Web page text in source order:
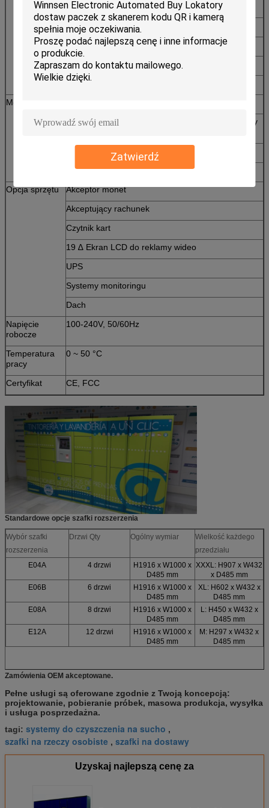
Zatwierdź
15 cali ekran dotykowy
Skaner kodów kreskowych
Czytnik kart IC
Klawisze ze stali nierdzewnej
Moduł SMS
Moduł szafki
Dostępny zarówno standardowy jak i dostosowany
Dostępne różne ilości drzwi
Moduł 3G/SMS
Opcja sprzętu
Akceptor monet
Akceptujący rachunek
Czytnik kart
19 ∆ Ekran LCD do reklamy wideo
UPS
Systemy monitoringu
Dach
Napięcie
robocze
100-240V, 50/60Hz
Temperatura
pracy
0 ~ 50 °C
Certyfikat CE, FCC
Standardowe opcje szafki rozszerzenia
Wybór szafki
rozszerzenia
Drzwi Qty Ogólny wymiar
Wielkość każdego
przedziału
E04A
4 drzwi
H1916 x W1000 x
D485 mm
XXXL: H907 x W432
x D485 mm
E06B
6 drzwi
H1916 x W1000 x
D485 mm
XL: H602 x W432 x
D485 mm
E08A
8 drzwi
H1916 x W1000 x
D485 mm
L: H450 x W432 x
D485 mm
E12A
12 drzwi
H1916 x W1000 x
D485 mm
M: H297 x W432 x
D485 mm
Zamówienia OEM akceptowane.
Pełne usługi są oferowane zgodnie z Twoją koncepcją:
projektowanie, pobieranie próbek, masowa produkcja, wysyłka
i usługa posprzedażna.
tagi: systemy do czyszczenia na sucho ,
szafki na rzeczy osobiste , szafki na dostawy
Uzyskaj najlepszą cenę za